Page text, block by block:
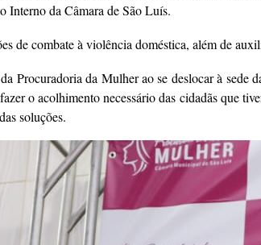
Interno da Câmara de São Luís.
de combate à violência doméstica, além de
Procuradoria da Mulher ao se deslocar à
o acolhimento necessário das cidadãs que
soluções.